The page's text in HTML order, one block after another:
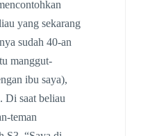
yang sekarang
sudah 40-an
manggut-
ibu saya),
Di saat beliau
teman